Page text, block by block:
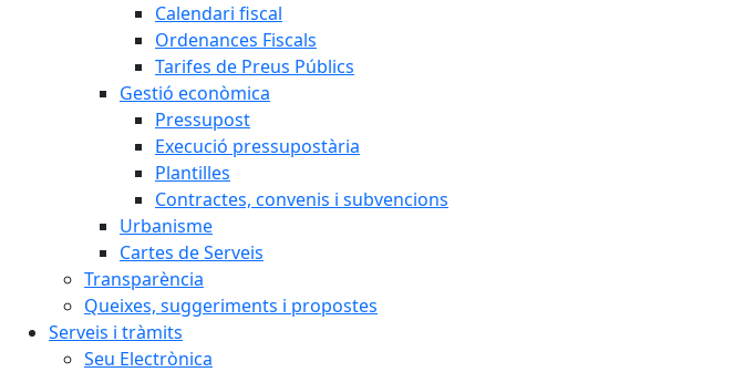
Calendari fiscal
Ordenances Fiscals
Tarifes de Preus Públics
Gestió econòmica
Pressupost
Execució pressupostària
Plantilles
Contractes, convenis i subvencions
Urbanisme
Cartes de Serveis
Transparència
Queixes, suggeriments i propostes
Serveis i tràmits
Seu Electrònica